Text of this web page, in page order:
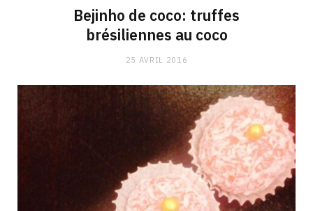
Bejinho de coco: truffes
brésiliennes au coco
25 AVRIL 2016